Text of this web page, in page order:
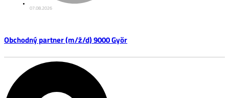
07.08.2026
Obchodný partner (m/ž/d) 9000 Györ